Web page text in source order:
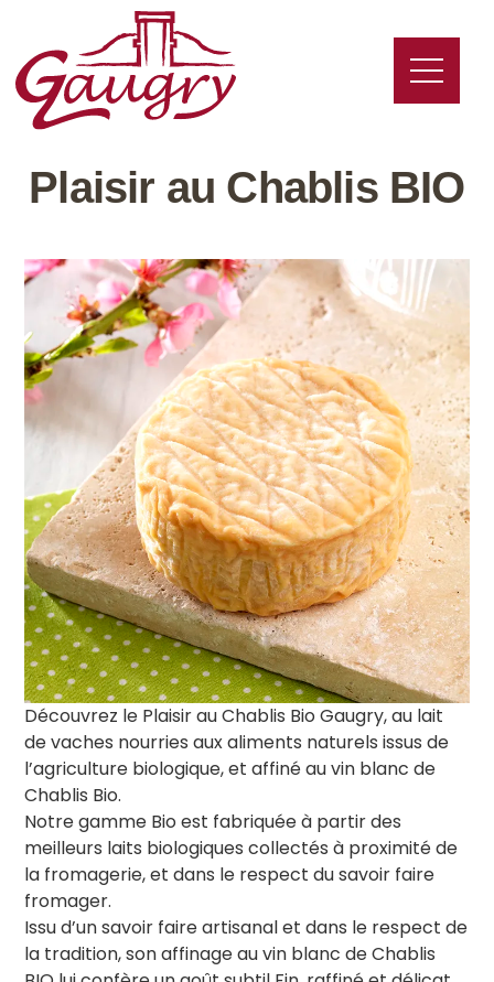
Plaisir au Chablis BIO
Découvrez le Plaisir au Chablis Bio Gaugry, au lait
de vaches nourries aux aliments naturels issus de
l’agriculture biologique, et affiné au vin blanc de
Chablis Bio.
Notre gamme Bio est fabriquée à partir des
meilleurs laits biologiques collectés à proximité de
la fromagerie, et dans le respect du savoir faire
fromager.
Issu d’un savoir faire artisanal et dans le respect de
la tradition, son affinage au vin blanc de Chablis